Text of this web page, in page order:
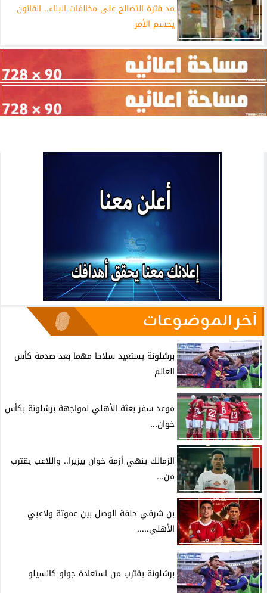
مد فترة التصالح على مخالفات البناء.. القانون
يحسم الأمر
آخر الموضوعات
برشلونة يستعيد سلاحا مهما بعد صدمة كأس
العالم
موعد سفر بعثة الأهلي لمواجهة برشلونة بكأس
خوان...
الزمالك ينهي أزمة خوان بيزيرا.. واللاعب يقترب
من...
بن شرقي حلقة الوصل بين عموتة ولاعبي
الأهلي.....
برشلونة يقترب من استعادة جواو كانسيلو